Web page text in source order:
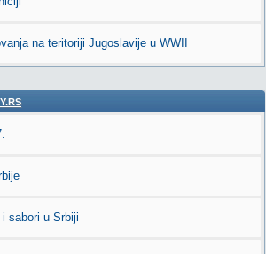
na teritoriji Jugoslavije u WWII
sabori u Srbiji